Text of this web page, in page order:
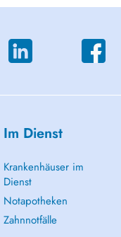
Im Dienst
Krankenhäuser im
Dienst
Notapotheken
Zahnnotfälle